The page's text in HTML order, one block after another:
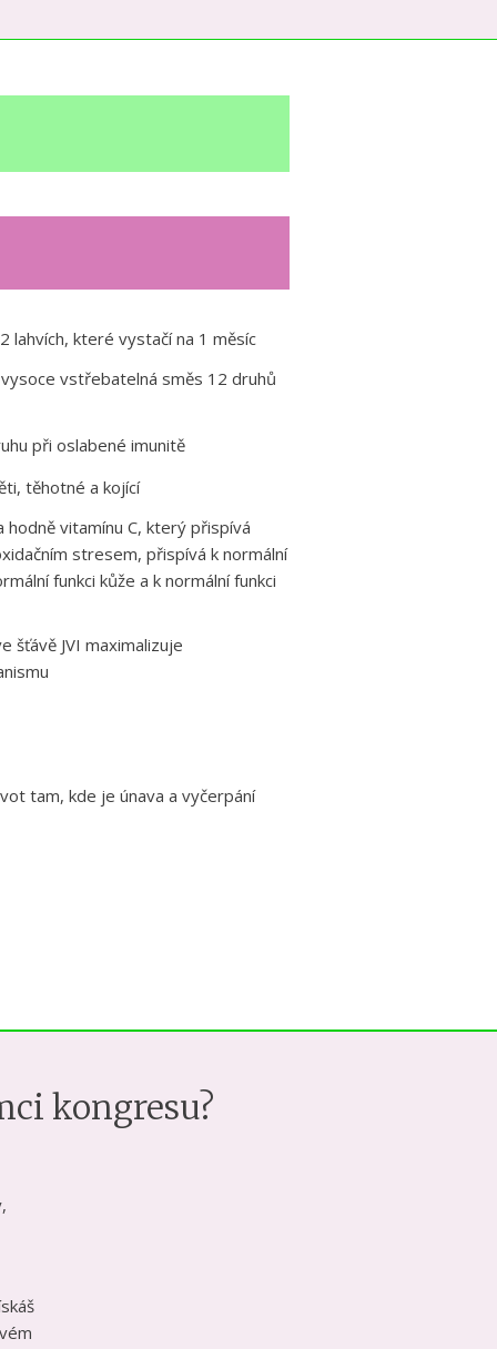
lahvích, které vystačí na 1 měsíc
vstřebatelná směs 12 druhů
při oslabené imunitě
těhotné a kojící
vitamínu C, který přispívá
stresem, přispívá k normální
funkci kůže a k normální funkci
šťávě JVI maximalizuje
tam, kde je únava a vyčerpání
kongresu?